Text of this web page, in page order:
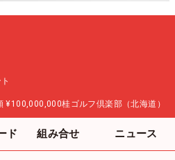
¥100,000,000桂ゴルフ倶楽部（北海道）
ド 組み合せ ニュース